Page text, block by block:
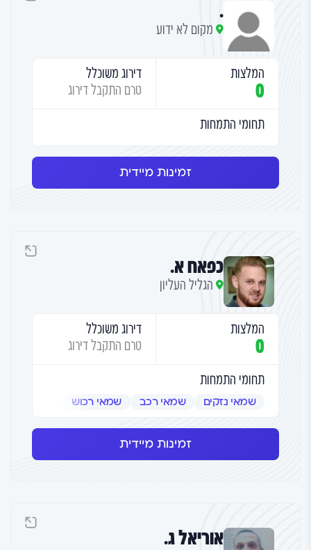
.
מקום לא ידוע
המלצות
0
דירוג משוכלל
טרם התקבל דירוג
תחומי התמחות
זמינות מיידית
כפאח א.
הגליל העליון
המלצות
0
דירוג משוכלל
טרם התקבל דירוג
תחומי התמחות
שמאי נזקים שמאי רכב שמאי רכוש
זמינות מיידית
אוריאל ג.